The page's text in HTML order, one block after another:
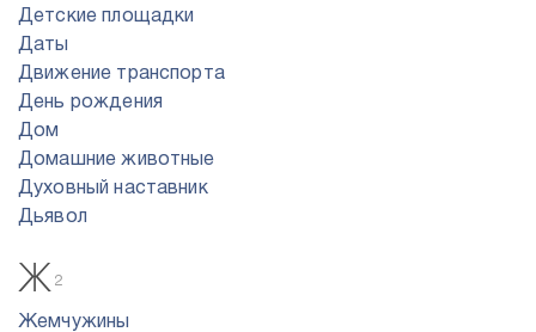
Детские площадки
Даты
Движение транспорта
День рождения
Дом
Домашние животные
Духовный наставник
Дьявол
Ж 2
Жемчужины